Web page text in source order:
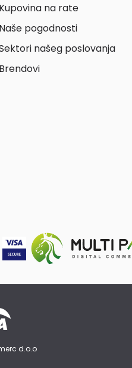
Kupovina na rate
Naše pogodnosti
našeg poslovanja
Brendovi
d.o.o